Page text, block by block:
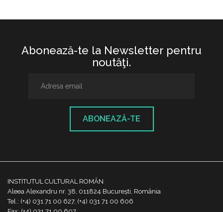
Abonează-te la Newsletter pentru
noutăţi.
ABONEAZĂ-TE
INSTITUTUL CULTURAL ROMÂN
Aleea Alexandru nr. 38, 011824 București, România
Tel.: (+4) 031 71 00 627, (+4) 031 71 00 606